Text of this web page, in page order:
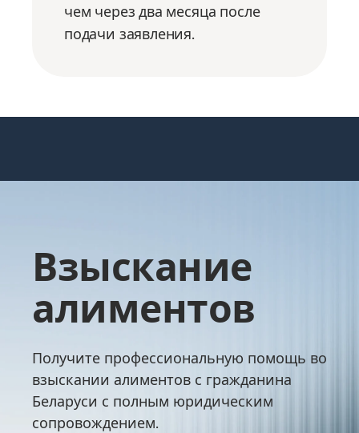
чем через два месяца после
подачи заявления.
Взыскание
алиментов
Получите профессиональную помощь во
взыскании алиментов с гражданина
Беларуси с полным юридическим
сопровождением.